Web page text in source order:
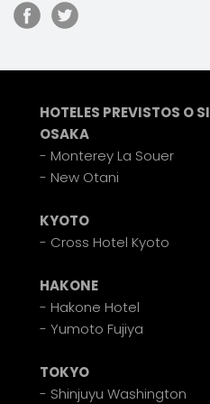
HOTELES PREVISTOS O
OSAKA
- Monterey La Souer
- New Otani
KYOTO
- Cross Hotel Kyoto
HAKONE
- Hakone Hotel
- Yumoto Fujiya
TOKYO
- Shinjuyu Washington